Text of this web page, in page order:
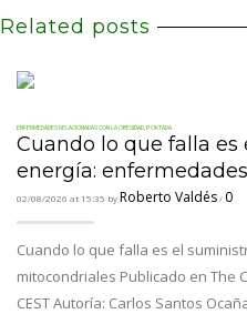
Related posts
ENFERMEDADES RELACIONADAS CON LA OBESIDAD PORTADA.
Cuando lo que falla
energía:
02/08/2026 at 15:35 byRoberto Valdés/ 0
Cuando lo que falla es el
mitocondriales Publicado en The
CEST Autoría: Carlos Santos